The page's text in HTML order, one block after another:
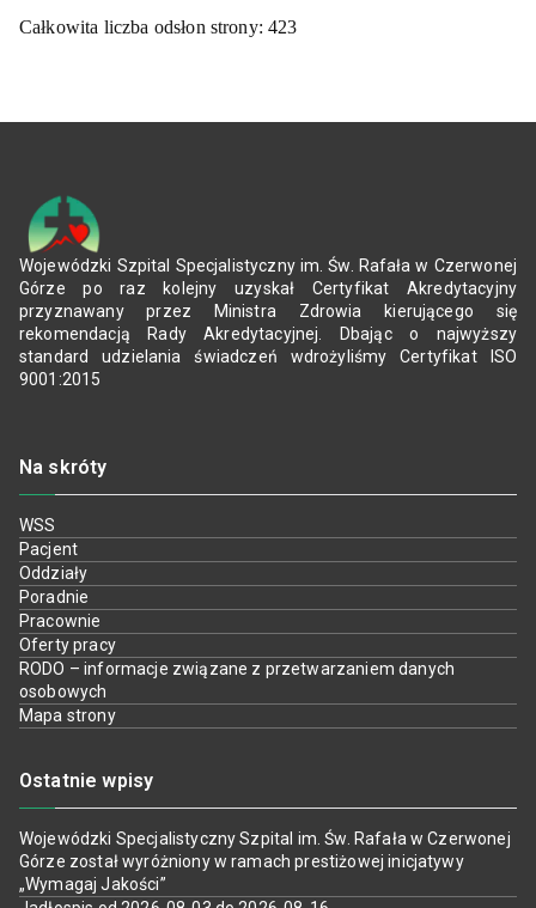
Całkowita liczba odsłon strony:423
Wojewódzki Szpital Specjalistyczny im. Św. Rafała w Czerwonej
Górze po raz kolejny uzyskał Certyfikat Akredytacyjny
przyznawany przez Ministra Zdrowia kierującego się
rekomendacją Rady Akredytacyjnej. Dbając o najwyższy
standard udzielania świadczeń wdrożyliśmy Certyfikat ISO
9001:2015
Na skróty
WSS
Pacjent
Oddziały
Poradnie
Pracownie
Oferty pracy
RODO – informacje związane z przetwarzaniem danych
osobowych
Mapa strony
Ostatnie wpisy
Wojewódzki Specjalistyczny Szpital im. Św. Rafała w Czerwonej
Górze został wyróżniony w ramach prestiżowej inicjatywy
„Wymagaj Jakości”